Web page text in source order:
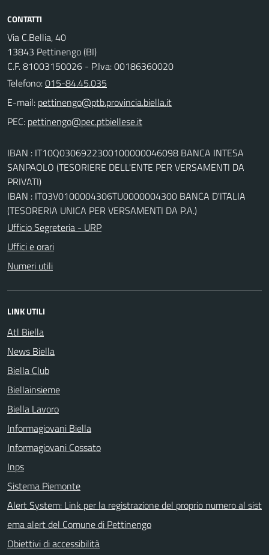
CONTATTI
Via C.Bellia, 40
13843 Pettinengo (BI)
C.F. 81003150026 - P.Iva: 00186360020
Telefono:015-84.45.035
E-mail:
PEC:
IBAN : IT10Q0306922300100000046098 BANCA INTESA
SANPAOLO (TESORIERE DELL'ENTE PER VERSAMENTI DA
PRIVATI)
IBAN : IT03V0100004306TU0000004300 BANCA D'ITALIA
(TESORERIA UNICA PER VERSAMENTI DA P.A.)
Ufficio Segreteria - URP
Uffici e orari
Numeri utili
LINK UTILI
Atl Biella
News Biella
Biella Club
Biellainsieme
Biella Lavoro
Informagiovani Biella
Informagiovani Cossato
Inps
Sistema Piemonte
Alert System: Link per la registrazione del proprio numero al sist
ema alert del Comune di Pettinengo
Obiettivi di accessibilità